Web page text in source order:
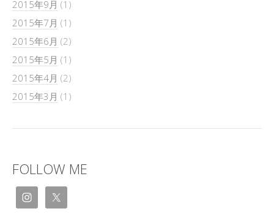
2015年9月 (1)
2015年7月 (1)
2015年6月 (2)
2015年5月 (1)
2015年4月 (2)
2015年3月 (1)
FOLLOW ME